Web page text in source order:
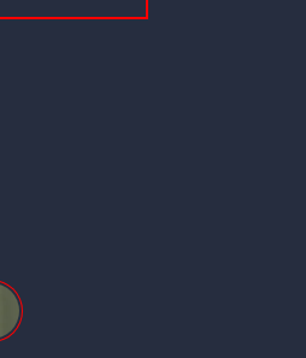
Vert Militaire